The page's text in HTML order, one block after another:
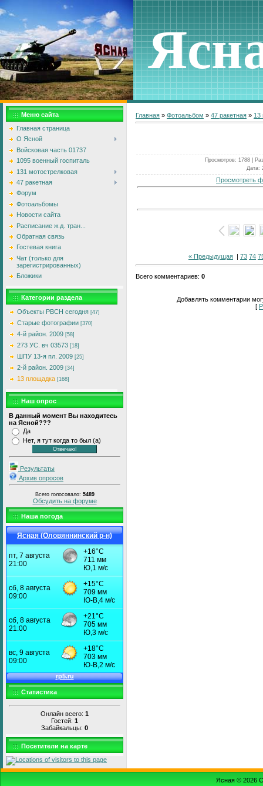
Меню сайта
Главная страница
О Ясной
Войсковая часть 01737
1095 военный госпиталь
131 мотострелковая
47 ракетная
Форум
Фотоальбомы
Новости сайта
Расписание ж.д. тран...
Обратная связь
Гостевая книга
Чат (только для
зарегистрированных)
Бложики
Категории раздела
Объекты РВСН сегодня [47]
Старые фотографии [370]
4-й район. 2009 [58]
273 УС. вч 03573 [18]
ШПУ 13-я пл. 2009 [25]
2-й район. 2009 [34]
13 площадка [168]
Наш опрос
В данный момент Вы находитесь
на Ясной???
Да
Нет, я тут когда то был (а)
Результаты
Архив опросов
Всего голосовало: 5489
Обсудить на форуме
Наша погода
Ясная (Оловяннинский р-н)
Статистика
Онлайн всего: 1
Гостей: 1
Забайкальцы: 0
Посетители на карте
Главная » Фотоальбом » 47 ракетная » 13
Просмотров: 1788 |
Дата:
Просмотреть
« Предыдущая | 73 74
Всего комментариев: 0
Добавлять комментарии
[
Ясная © 2026